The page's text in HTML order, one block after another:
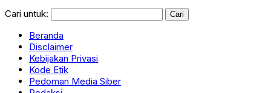
Cari untuk:
Beranda
Disclaimer
Kebijakan Privasi
Kode Etik
Pedoman Media Siber